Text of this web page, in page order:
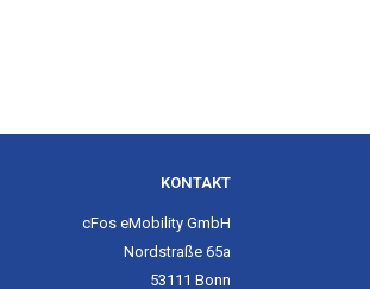
KONTAKT
cFos eMobility GmbH
Nordstraße 65a
53111 Bonn